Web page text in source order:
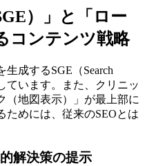
）」と「ロー
コンテンツ戦略
成するSGE（Search
ています。また、クリニッ
（地図表示）」が最上部に
ためには、従来のSEOとは
解決策の提示